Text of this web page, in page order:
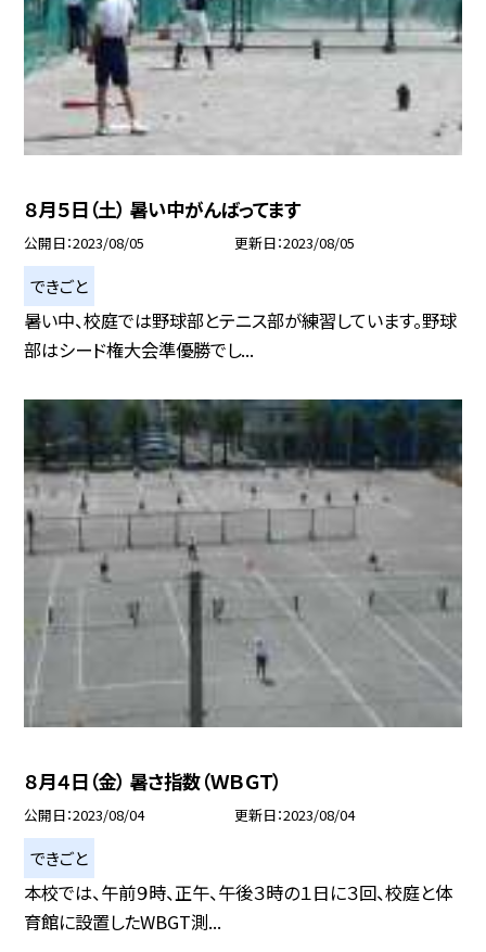
８月５日（土） 暑い中がんばってます
公開日 2023/08/05 更新日 2023/08/05
できごと
暑い中、校庭では野球部とテニス部が練習しています。野球
部はシード権大会準優勝でし...
８月４日（金） 暑さ指数（ＷＢＧＴ）
公開日 2023/08/04 更新日 2023/08/04
できごと
本校では、午前９時、正午、午後３時の１日に３回、校庭と体
育館に設置したWBGT測...